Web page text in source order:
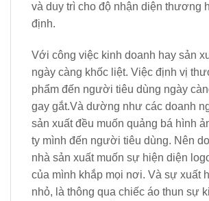
và duy trì cho độ nhận diện thương
định.
Với công việc kinh doanh hay sản
ngày càng khốc liệt. Việc định vị
phẩm đến người tiêu dùng ngày
gay gắt.Và dường như các doanh
sản xuất đều muốn quảng bá hình
ty mình đến người tiêu dùng. Nên
nhà sản xuất muốn sự hiện diện
của mình khắp mọi nơi. Và sự xuất
nhỏ, là thông qua chiếc áo thun sự